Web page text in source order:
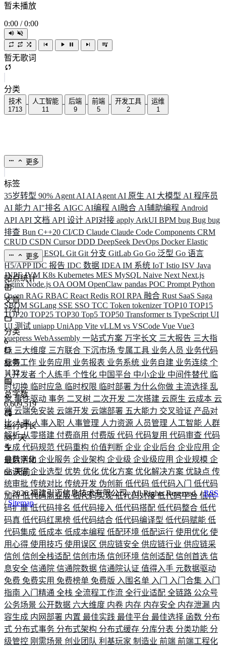
暂未播放
0:00 / 0:00
暂无歌词
分类
技术
1713
人工智能
11
后端
9
前端
5
开发工具
2
运维
1
更多
标签
35岁转型 90% Agent AI AI Agent AI 原生 AI 大模型 AI 程序员
AI 能力 AI"排名 AIGC AI编程 AI融合 AI辅助编程 Android
API API 文档 API 设计 API对接 apply ArkUI BPM bug Bug bug
排查 Bun C++20 CI/CD Claude Claude Code Components CRM
CRUD CSDN CursorDDD DeepSeek DevOps DockerElastic
ELK ElysiaESQL Git Git 分支 GitLab Go Go 泛型 Go 语言
H5/APPIDC 报告 IDC 数据 IDEA IM 系统 IoT Istio ISV Java
JNPFJVM K8s Kubernetes MES MySQL Naive Next Next.js
NginxNode.js OA OOM OpenClaw pandas POC Prompt Python
Qwen RAG RBAC React Redis ROI RPA 融合 Rust SaaS Saga
SBOM SGLang SSE SSO TCC Token tokenizerTOP10 TOP15
TOP20 TOP25 TOP30 Top5 TOP50 Transformerts TypeScript UI
UI 测试 uniapp UniApp Vite vLLM vs VSCode Vue Vue3
vuepress WebAssembly 一站式方案 万字长文 三大报告 三大指
标 三大维度 三方联合 下沉市场 专属工具 业务人员 业务代码
业务工作 业务应用 业务报表 业务系统 业务自建 业务连续 个
人开发者 个人练手 个性化 中国平台 中小企业 中间件替代 临
时切换 临时应急 临时权限 临时部署 为什么你做 主流选择 乱
象 事件驱动 事务 二叉树 二次开发 二次搭建 云原生 云成本 云
端 云端免安装 云端开发 云端部署 五大能力 交叉验证 产品对
比人事人事入职 人事管理 人力资源 人员管理 人工智能 人群
解析从零搭建 付费商用 付费版 代码 代码复用 代码审查 代码
生成 代码规范 代码重构 价值判断 企业 企业后台 企业应用 企
业数字化 企业服务 企业架构 企业级 企业级应用 企业规模 企
业调研企业选型 优势 优化 优化方案 优化解决方案 优缺点 传
统审批 传统对比 传统开发 伪创新 低代码 低代码入门 低代码
加持低代码商业版低代码实现低代码对接低代码平台 低代
码扩展低代码排名 低代码接入 低代码搭配 低代码整合 低代
码真 低代码红黑榜 低代码结合 低代码编译型 低代码赋能 低
代码集成 低成本 低成本编程 低配环境 低配运行 使用优化 使
用心得 使用技巧 使用误区 供应链安全 供应链行业 供应链采
信创 信创全栈适配 信创市场 信创环境 信创适配 信创首选 信
息安全 信通院 信通院数据 信通院认证 值得入手 元数据驱动
免费 免费实用 免费榜单 免费版 入围名单 入门 入门合集 入门
指南 入门精通 全栈 全流程工作流 全行业适配 全链路 公众号
公务场景 公开数据 六大维度 内卷 内存 内存安全 内存泄漏 内
容生成 内网部署 内置 最佳实践 最佳平台 最佳选择 函数 分布
式 分布式事务 分布式架构 分布式缓存 分库分表 分类功能 分
级管控 刚需场景 创业团队 利基玩家 制造业 前端 前端工程化
更多
站点统计
文章
1741
分类
6
标签
1132
总字数
6,609,519
运行时长
587 天
最后活动
66 天前
©2026福建引迈信息技术有限公司. All Rights Reserved. /RSS
/Sitemap